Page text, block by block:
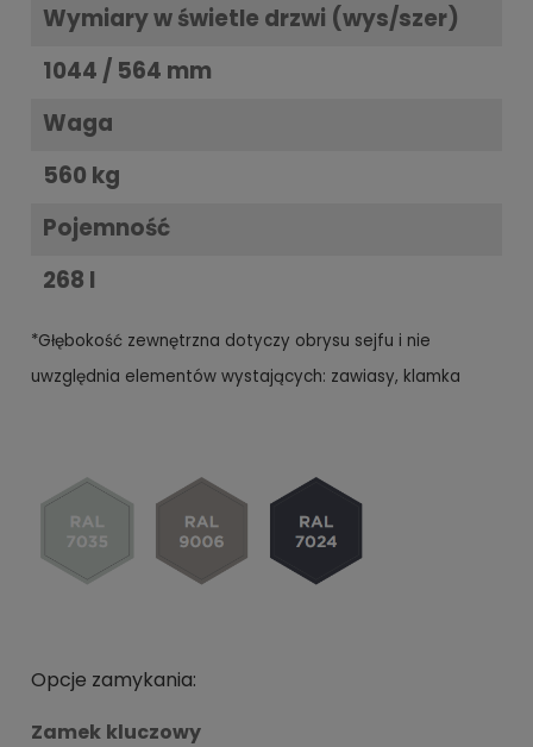
Wymiary w świetle drzwi (wys/szer)
1044 / 564 mm
Waga
560 kg
Pojemność
268 l
*Głębokość zewnętrzna dotyczy obrysu sejfu i nie
uwzględnia elementów wystających: zawiasy, klamka
Opcje zamykania:
Zamek kluczowy